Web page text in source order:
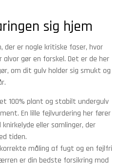
sig hjem
er nogle kritiske faser, hvor
gør en forskel. Det er de her
om dit gulv holder sig smukt og
100% plant og stabilt undergulv
En lille fejlvurdering her fører
eller samlinger, der
tiden.
måling af fugt og en fejlfri
er din bedste forsikring mod